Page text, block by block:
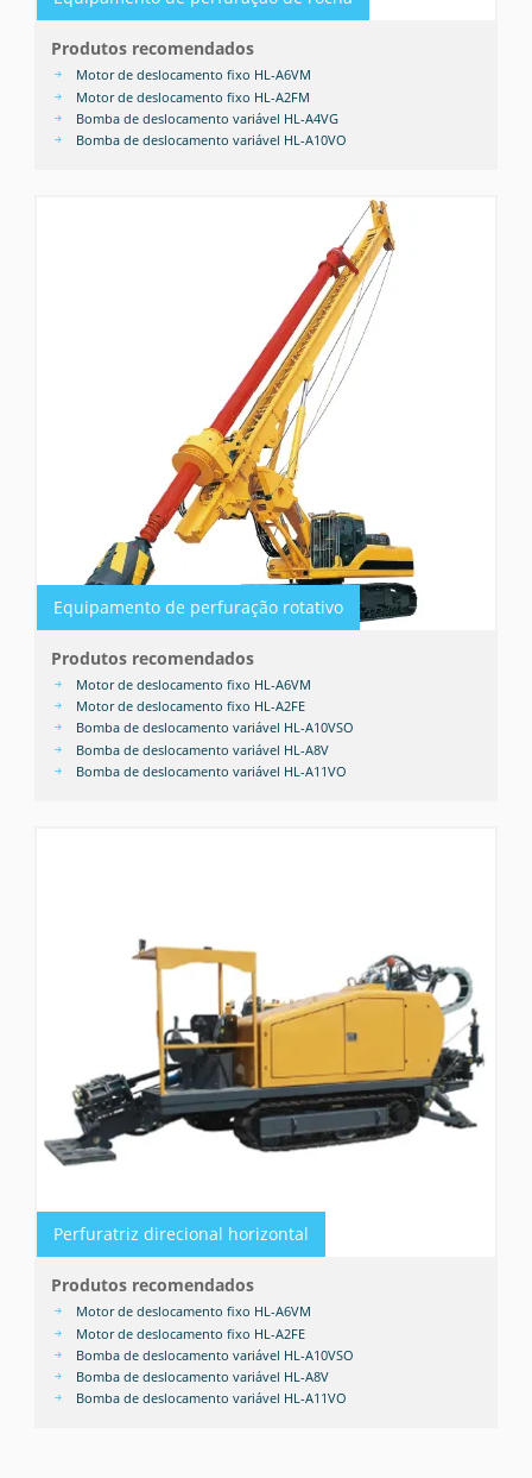
Produtos recomendados
Motor de deslocamento fixo HL-A6VM
Motor de deslocamento fixo HL-A2FM
Bomba de deslocamento variável HL-A4VG
Bomba de deslocamento variável HL-A10VO
Equipamento de perfuração rotativo
Produtos recomendados
Motor de deslocamento fixo HL-A6VM
Motor de deslocamento fixo HL-A2FE
Bomba de deslocamento variável HL-A10VSO
Bomba de deslocamento variável HL-A8V
Bomba de deslocamento variável HL-A11VO
Perfuratriz direcional horizontal
Produtos recomendados
Motor de deslocamento fixo HL-A6VM
Motor de deslocamento fixo HL-A2FE
Bomba de deslocamento variável HL-A10VSO
Bomba de deslocamento variável HL-A8V
Bomba de deslocamento variável HL-A11VO